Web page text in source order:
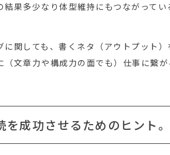
結果多少なり体型維持にもつながってい
に関しても、書くネタ（アウトプット
（文章力や構成力の面でも）仕事に繋
を成功させるためのヒント。